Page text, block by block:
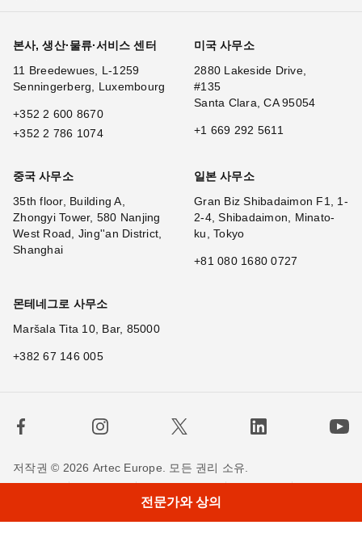
본사, 생산·물류·서비스 센터
11 Breedewues, L-1259
Senningerberg, Luxembourg
+352 2 600 8670
+352 2 786 1074
미국 사무소
2880 Lakeside Drive,
#135
Santa Clara, CA 95054
+1 669 292 5611
중국 사무소
35th floor, Building A,
Zhongyi Tower, 580 Nanjing
West Road, Jing''an District,
Shanghai
일본 사무소
Gran Biz Shibadaimon F1, 1-
2-4, Shibadaimon, Minato-
ku, Tokyo
+81 080 1680 0727
몬테네그로 사무소
Maršala Tita 10, Bar, 85000
+382 67 146 005
저작권 © 2026 Artec Europe. 모든 권리 소유.
전문가와 상의